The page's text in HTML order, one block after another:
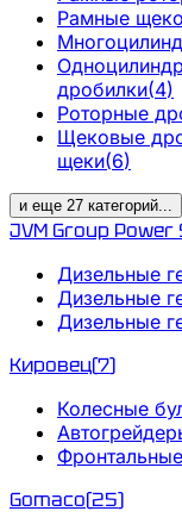
Рамные
дробилки(4)
Роторные
Щековые
щеки(6)
и еще 27 категорий...
JVM Group
Дизельные
Дизельные
Дизельные
Кировец(7)
Колесные
Gomaco(25)